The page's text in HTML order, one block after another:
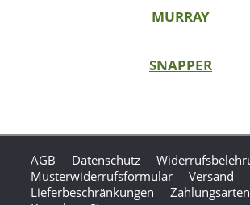
MURRAY
SNAPPER
AGB Datenschutz
Musterwiderrufsformular
Versand
Lieferbeschränkungen
Zahlungsarten